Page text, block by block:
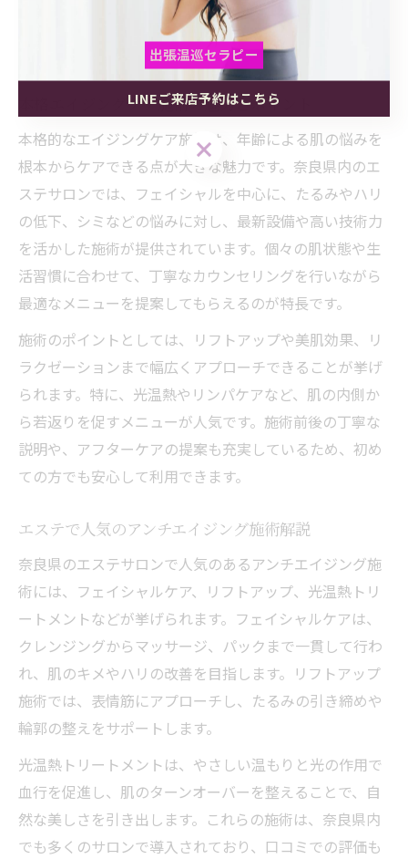
本格エイジングケア施術の魅力とポイント
本格的なエイジングケア施術は、年齢による肌の悩みを
根本からケアできる点が大きな魅力です。奈良県内のエ
ステサロンでは、フェイシャルを中心に、たるみやハリ
の低下、シミなどの悩みに対し、最新設備や高い技術力
を活かした施術が提供されています。個々の肌状態や生
活習慣に合わせて、丁寧なカウンセリングを行いながら
最適なメニューを提案してもらえるのが特長です。
施術のポイントとしては、リフトアップや美肌効果、リ
ラクゼーションまで幅広くアプローチできることが挙げ
られます。特に、光温熱やリンパケアなど、肌の内側か
ら若返りを促すメニューが人気です。施術前後の丁寧な
説明や、アフターケアの提案も充実しているため、初め
ての方でも安心して利用できます。
エステで人気のアンチエイジング施術解説
奈良県のエステサロンで人気のあるアンチエイジング施
術には、フェイシャルケア、リフトアップ、光温熱トリ
ートメントなどが挙げられます。フェイシャルケアは、
クレンジングからマッサージ、パックまで一貫して行わ
れ、肌のキメやハリの改善を目指します。リフトアップ
施術では、表情筋にアプローチし、たるみの引き締めや
輪郭の整えをサポートします。
光温熱トリートメントは、やさしい温もりと光の作用で
血行を促進し、肌のターンオーバーを整えることで、自
然な美しさを引き出します。これらの施術は、奈良県内
でも多くのサロンで導入されており、口コミでの評価も
出張温巡セラピー
LINEご来店予約はこちら
出張温巡セラピー
LINEご来店予約はこちら
出張温巡セラピー
LINEご来店予約はこちら